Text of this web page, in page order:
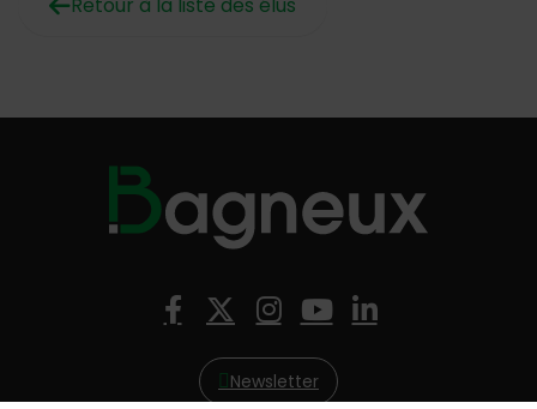
Facebook
X (Twitter)
Instagram
YouTube
LinkedIn
Newsletter